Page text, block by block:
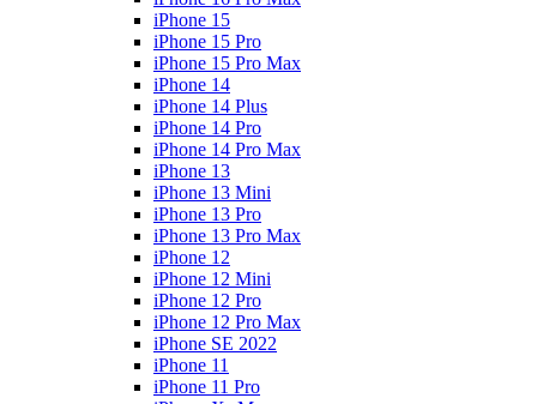
iPhone 15
iPhone 15 Pro
iPhone 15 Pro Max
iPhone 14
iPhone 14 Plus
iPhone 14 Pro
iPhone 14 Pro Max
iPhone 13
iPhone 13 Mini
iPhone 13 Pro
iPhone 13 Pro Max
iPhone 12
iPhone 12 Mini
iPhone 12 Pro
iPhone 12 Pro Max
iPhone SE 2022
iPhone 11
iPhone 11 Pro